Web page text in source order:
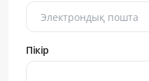
Пікір